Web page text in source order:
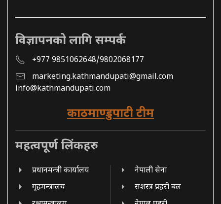
विज्ञापनको लागि सम्पर्क
+977 9851062648/9802068177
marketing.kathmandupati@gmail.com
info@kathmandupati.com
काठमाण्डुपाटी टीम
महत्वपूर्ण लिंकहरु
प्रधानमन्त्री कार्यालय
गृहमन्त्रालय
नेपाली सेना
सशस्त्र प्रहरी बल